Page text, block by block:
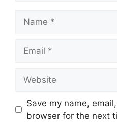
Save my name,
browser for the next